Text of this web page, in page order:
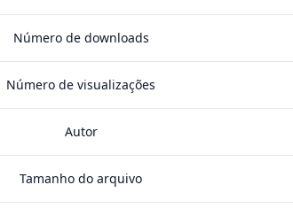
Número de downloads
Número de visualizações
Autor
Tamanho do arquivo